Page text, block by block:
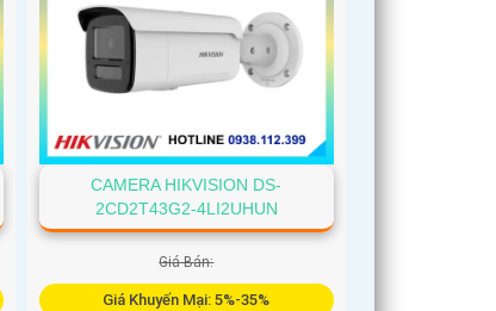
CAMERA HIKVISION DS-
2CD2T43G2-4LI2UHUN
Giá Bán:
Giá Khuyến Mại: 5%-35%